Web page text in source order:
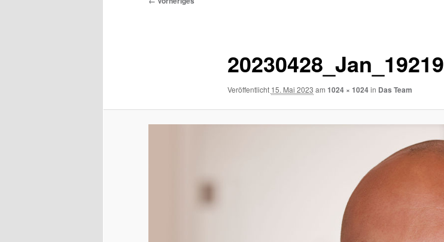
20230428_Jan_19219
Veröffentlicht 15. Mai 2023 am 1024 × 1024in Das Team